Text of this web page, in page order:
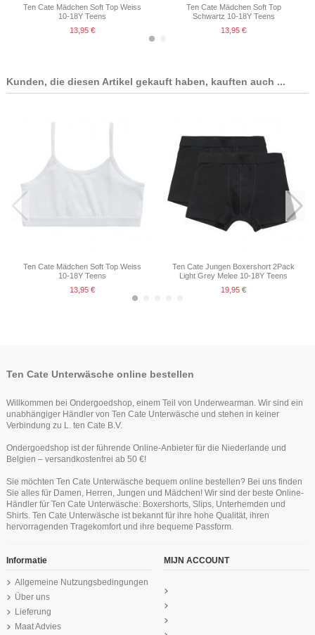
Ten Cate Mädchen Soft Top Weiss
10-18Y Teens
13,95 €
Ten Cate Mädchen Soft Top
Schwartz 10-18Y Teens
13,95 €
Schwartz 10-18Y Teens
Ten Cate Mädchen Soft Top Light
Grey Melee 10-18Y Teens
Kunden, die diesen Artikel gekauft haben, kauften auch ...
Ten Cate Mädchen Soft Top Weiss
10-18Y Teens
13,95 €
Ten Cate Jungen Boxershort 2Pack
Light Grey Melee 10-18Y Teens
19,95 €
2Pack Light Grey Melee 10-18Y
Teens
19,95 €
Schwartz 10-18Y Teens
13,95 €
Schwartz 10-18Y Teens
13,95 €
2-10Y
6,97 €
9,95 €
Light Grey Melee 10-18Y Teens
18,99 €
Ten Cate Basics girls racerback top
black
16,95 €
Light Grey Melee 10-18Y Teens
19,95 €
2-10Y
6,97 €
9,95 €
Ten Cate Unterwäsche online bestellen
Willkommen bei Ondergoedshop, einem Teil von Underwearman. Wir sind ein
unabhängiger Händler von Ten Cate Unterwäsche und stehen in keiner
Verbindung zu L. ten Cate B.V.
Ondergoedshop ist der führende Online-Anbieter für die Niederlande und
Belgien – versandkostenfrei ab 50 €!
Sie möchten Ten Cate Unterwäsche bequem online bestellen? Bei uns finden
Sie alles für Damen, Herren, Jungen und Mädchen! Wir sind der beste Online-
Händler für Ten Cate Unterwäsche: Boxershorts, Slips, Unterhemden und
Shirts. Ten Cate Unterwäsche ist bekannt für ihre hohe Qualität, ihren
hervorragenden Tragekomfort und ihre bequeme Passform.
Informatie
Allgemeine Nutzungsbedingungen
Über uns
Lieferung
Maat Advies
MIJN ACCOUNT